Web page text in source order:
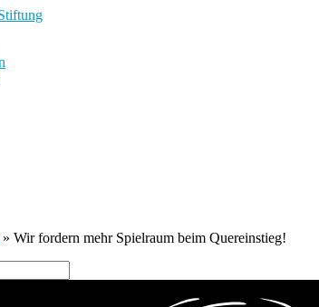
» Wir fordern mehr Spielraum beim Quereinstieg!